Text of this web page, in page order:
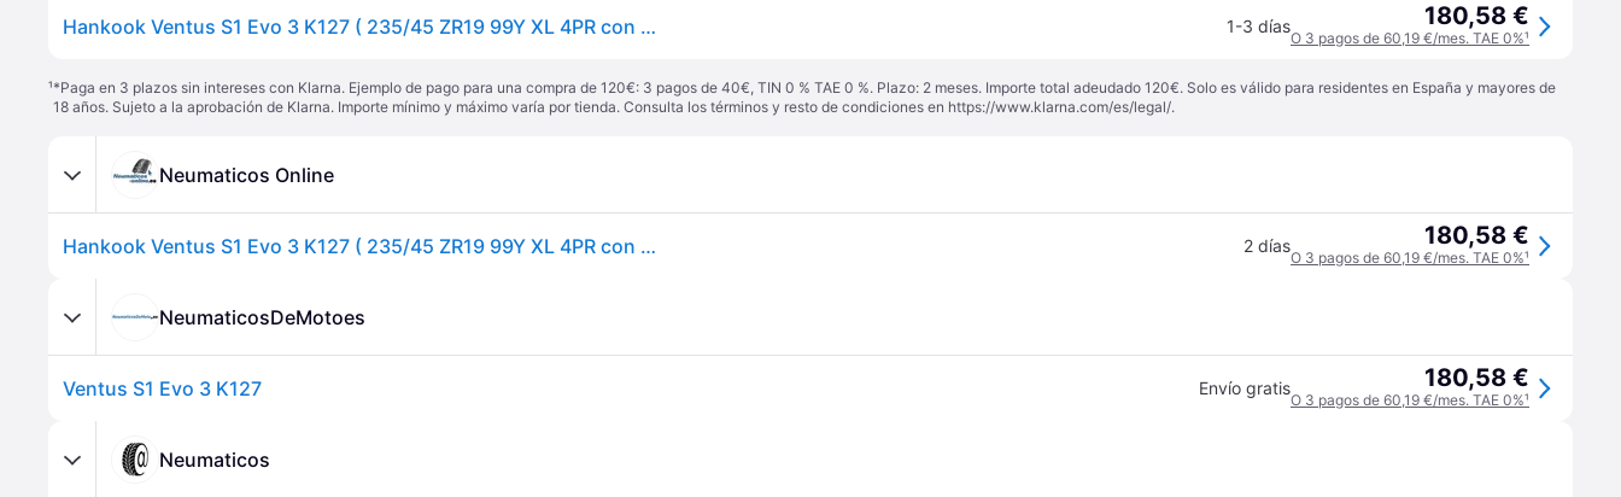
Hankook Ventus S1 Evo 3 K127 ( 235/45 ZR19 99Y XL 4PR con protector de llanta (MFS) SBL ) - negro 1-3 días 180,58 €
O 3 pagos de 60,19 €/mes. TAE 0%¹
¹*Paga en 3 plazos sin intereses con Klarna. Ejemplo de pago para una compra de 120€: 3 pagos de 40€, TIN 0 % TAE 0 %. Plazo: 2 meses. Importe total adeudado 120€. Solo es válido para residentes en España y mayores de
18 años. Sujeto a la aprobación de Klarna. Importe mínimo y máximo varía por tienda. Consulta los términos y resto de condiciones en https://www.klarna.com/es/legal/.
Neumaticos Online
Hankook Ventus S1 Evo 3 K127 ( 235/45 ZR19 99Y XL 4PR con protector de llanta (MFS) SBL ) 2 días 180,58 €
O 3 pagos de 60,19 €/mes. TAE 0%¹
NeumaticosDeMotoes
Ventus S1 Evo 3 K127 Envío gratis 180,58 €
O 3 pagos de 60,19 €/mes. TAE 0%¹
Neumaticos